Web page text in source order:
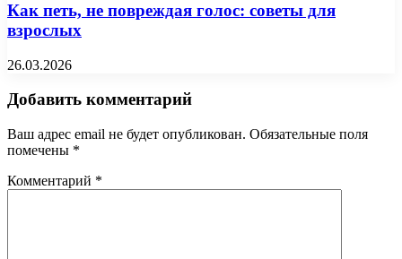
Как петь, не повреждая голос: советы для
взрослых
26.03.2026
Добавить комментарий
Ваш адрес email не будет опубликован. Обязательные поля
помечены *
Комментарий *